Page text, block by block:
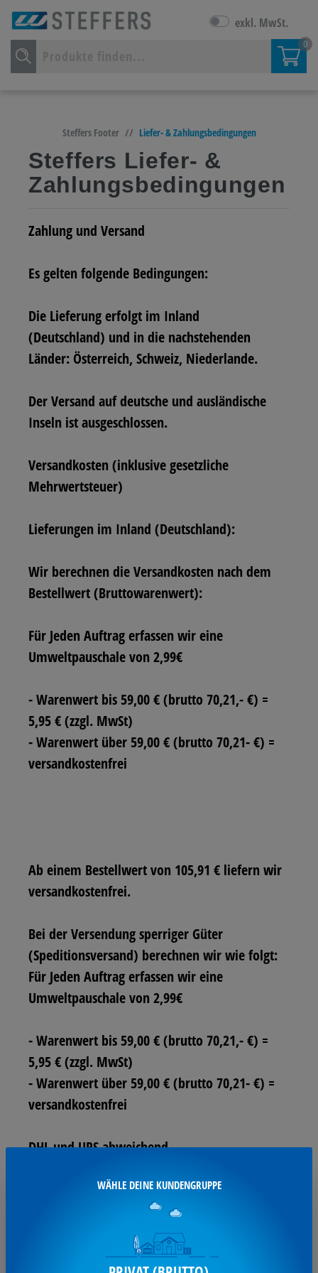
exkl. MwSt.
0
Steffers Footer // Liefer- & Zahlungsbedingungen
Steffers Liefer- &
Zahlungsbedingungen
Zahlung und Versand
Es gelten folgende Bedingungen:
Die Lieferung erfolgt im Inland
(Deutschland) und in die nachstehenden
Länder: Österreich, Schweiz, Niederlande.
Der Versand auf deutsche und ausländische
Inseln ist ausgeschlossen.
Versandkosten (inklusive gesetzliche
Mehrwertsteuer)
Lieferungen im Inland (Deutschland):
Wir berechnen die Versandkosten nach dem
Bestellwert (Bruttowarenwert):
Für Jeden Auftrag erfassen wir eine
Umweltpauschale von 2,99€
- Warenwert bis 59,00 € (brutto 70,21,- €) =
5,95 € (zzgl. MwSt)
- Warenwert über 59,00 € (brutto 70,21- €) =
versandkostenfrei
Ab einem Bestellwert von 105,91 € liefern wir
versandkostenfrei.
Bei der Versendung sperriger Güter
(Speditionsversand) berechnen wir wie folgt:
Für Jeden Auftrag erfassen wir eine
Umweltpauschale von 2,99€
- Warenwert bis 59,00 € (brutto 70,21,- €) =
5,95 € (zzgl. MwSt)
- Warenwert über 59,00 € (brutto 70,21- €) =
versandkostenfrei
DHL und UPS abweichend
Sperrige Güter sind als solche in der
Artikelbeschreibung gekennzeichnet.
Lieferungen ins Ausland:
WÄHLE DEINE KUNDENGRUPPE